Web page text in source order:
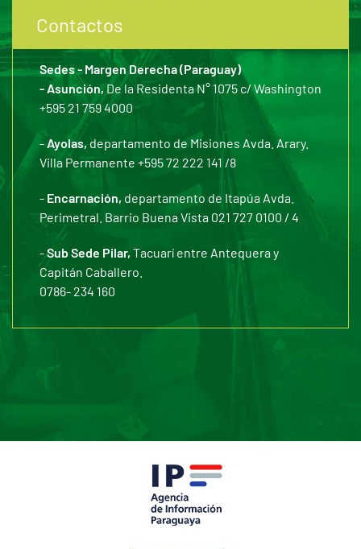
Contactos
Sedes - Margen Derecha (Paraguay)
- Asunción,De la Residenta N° 1075 c/ Washington
+595 21 759 4000
- Ayolas, departamento de Misiones Avda. Arary.
Villa Permanente +595 72 222 141 /8
- Encarnación, departamento de Itapúa Avda.
Perimetral. Barrio Buena Vista 021 727 0100 / 4
-Sub Sede Pilar, Tacuarí entre Antequera y
Capitán Caballero.
0786- 234 160